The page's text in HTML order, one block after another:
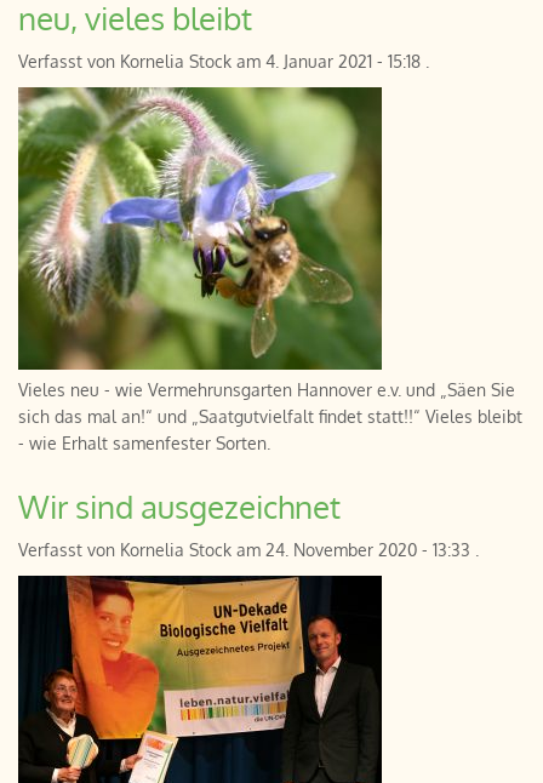
neu, vieles bleibt
Verfasst von Kornelia Stock am 4. Januar 2021 - 15:18
Vieles neu - wie Vermehrunsgarten Hannover e.v. und „Säen Sie
sich das mal an!“ und „Saatgutvielfalt findet statt!!“ Vieles bleibt
- wie Erhalt samenfester Sorten.
Wir sind ausgezeichnet
Verfasst von Kornelia Stock am 24. November 2020 - 13:33